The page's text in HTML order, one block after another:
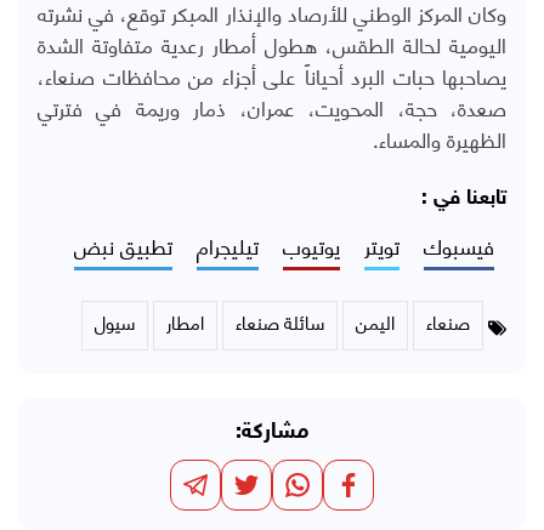
وكان المركز الوطني للأرصاد والإنذار المبكر توقع، في نشرته
اليومية لحالة الطقس، هطول أمطار رعدية متفاوتة الشدة
يصاحبها حبات البرد أحياناً على أجزاء من محافظات صنعاء،
صعدة، حجة، المحويت، عمران، ذمار وريمة في فترتي
الظهيرة والمساء.
تابعنا في :
فيسبوك تويتر يوتيوب تيليجرام تطبيق نبض
صنعاء اليمن سائلة صنعاء امطار سيول
مشاركة: